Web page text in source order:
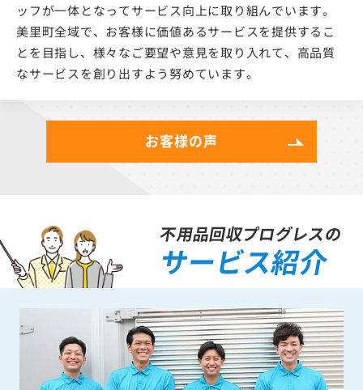
ッフが一体となってサービス向上に取り組んでいます。
美里町全域で、お客様に価値あるサービスを提供するこ
とを目指し、様々なご要望や意見を取り入れて、高品質
なサービスを創り出すよう努めています。
お客様の声
不用品回収プログレスの
サービス紹介